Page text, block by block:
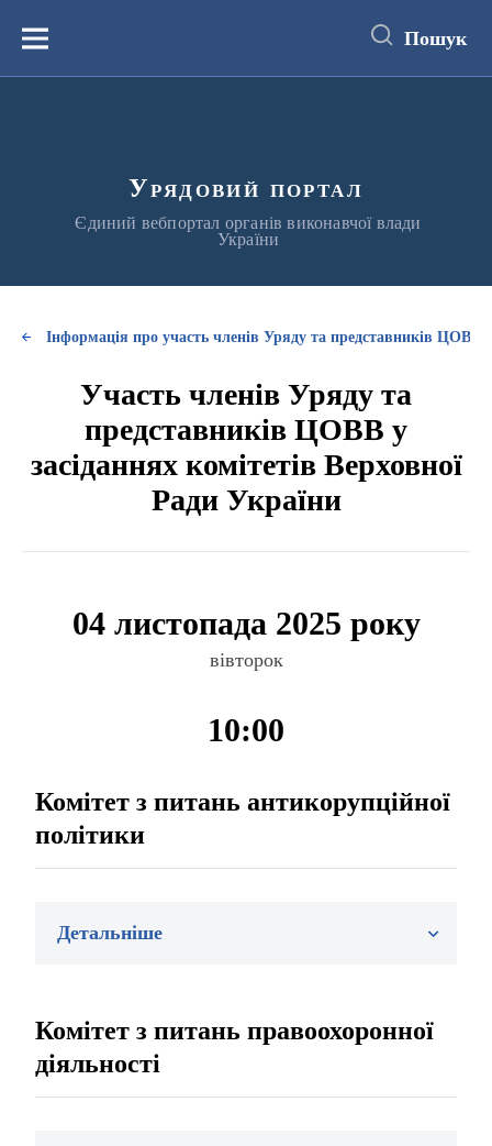
вмістуМеню Пошук
Урядовий портал
Єдиний вебпортал органів виконавчої влади
України
Інформація про участь членів Уряду та представників ЦОВВ
Участь членів Уряду та
представників ЦОВВ у
засіданнях комітетів Верховної
Ради України
04 листопада 2025 року
вівторок
10:00
Комітет з питань антикорупційної
політики
Детальніше
Комітет з питань правоохоронної
діяльності